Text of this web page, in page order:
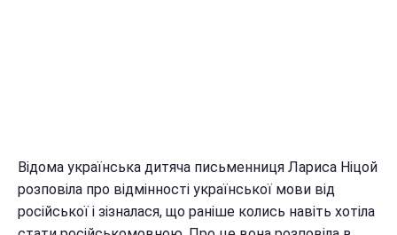
Відома українська дитяча письменниця Лариса Ніцой
розповіла про відмінності української мови від
російської і зізналася, що раніше колись навіть хотіла